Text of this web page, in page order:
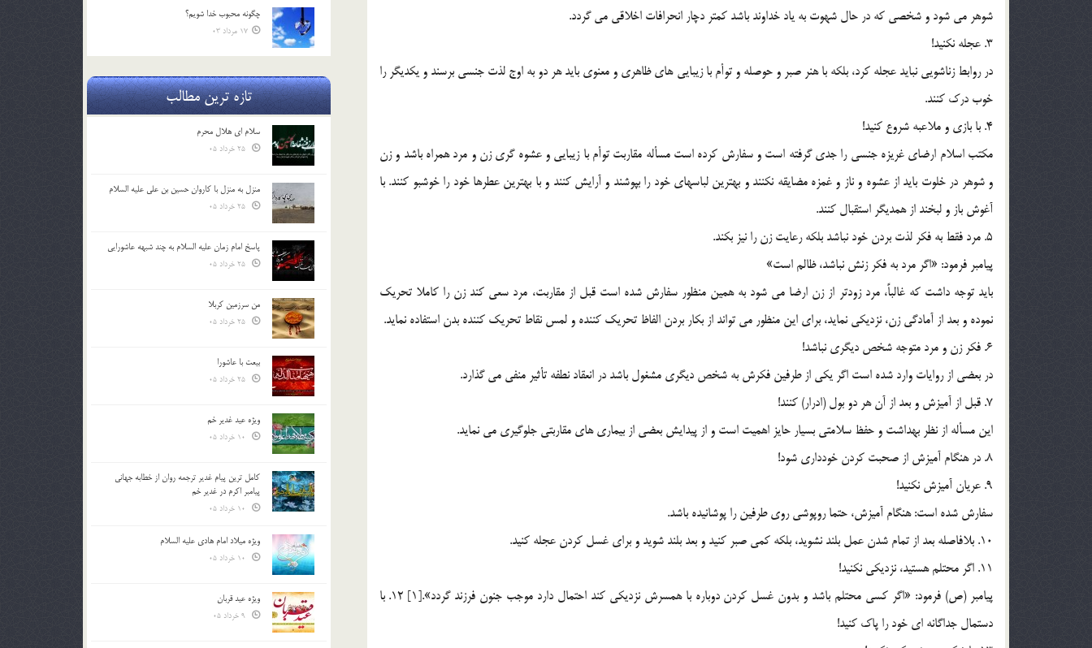
شوهر مي شود و شخصي که در حال شهوت به ياد خداوند باشد کمتر دچار انحرافات اخلاقي مي گردد.
3. عجله نکنيد!
در روابط زناشويي نبايد عجله کرد، بلکه با هنر صبر و حوصله و توأم با زيبايي هاي ظاهري و معنوي بايد هر دو به اوج لذت جنسي برسند و يکديگر را
خوب درک کنند.
4. با بازي و ملاعبه شروع کنيد!
مکتب اسلام ارضاي غريزه جنسي را جدي گرفته است و سفارش کرده است مسأله مقاربت توأم با زيبايي و عشوه گري زن و مرد همراه باشد و زن
و شوهر در خلوت بايد از عشوه و ناز و غمزه مضايقه نکنند و بهترين لباسهاي خود را بپوشند و آرايش کنند و با بهترين عطرها خود را خوشبو کنند. با
آغوش باز و لبخند از همديگر استقبال کنند.
5. مرد فقط به فکر لذت بردن خود نباشد بلکه رعايت زن را نيز بکند.
پيامبر فرمود: «اگر مرد به فکر زنش نباشد، ظالم است»
بايد توجه داشت که غالباً، مرد زودتر از زن ارضا مي شود به همين منظور سفارش شده است قبل از مقاربت، مرد سعي کند زن را کاملا تحريک
نموده و بعد از آمادگي زن، نزديکي نمايد، براي اين منظور مي تواند از بکار بردن الفاظ تحريک کننده و لمس نقاط تحريک کننده بدن استفاده نمايد.
6. فکر زن و مرد متوجه شخص ديگري نباشد!
در بعضي از روايات وارد شده است اگر يکي از طرفين فکرش به شخص ديگري مشغول باشد در انعقاد نطفه تأثير منفي مي گذارد.
7. قبل از آميزش و بعد از آن هر دو بول (ادرار) کنند!
اين مسأله از نظر بهداشت و حفظ سلامتي بسيار حايز اهميت است و از پيدايش بعضي از بيماري هاي مقاربتي جلوگيري مي نمايد.
8. در هنگام آميزش از صحبت کردن خودداري شود!
9. عريان آميزش نکنيد!
سفارش شده است: هنگام آميزش، حتما روپوشي روي طرفين را پوشانيده باشد.
10. بلافاصله بعد از تمام شدن عمل بلند نشويد، بلکه کمي صبر کنيد و بعد بلند شويد و براي غسل کردن عجله کنيد.
11. اگر محتلم هستيد، نزديکي نکنيد!
پيامبر (ص) فرمود: «اگر کسي محتلم باشد و بدون غسل کردن دوباره با همسرش نزديکي کند احتمال دارد موجب جنون فرزند گردد».[1] 12. با
دستمال جداگانه اي خود را پاک کنيد!
چگونه محبوب خدا شويم؟
17 مرداد 03
تازه ترین مطالب
سلام ای هلال محرم
منزل به منزل با کاروان حسین بن علی علیه السلام
پاسخ امام زمان علیه السلام به چند شبهه عاشورایی
من سرزمین کربلا
بیعت با عاشورا
ویژه عید غدیر خم
کامل ترین پیام غدیر ترجمه روان از خطابه جهانی
پیامبر اکرم در غدیر خم
ویژه میلاد امام هادی علیه السلام
ویژه عید قربان